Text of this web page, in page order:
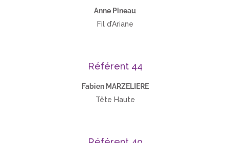
Anne Pineau
Fil d’Ariane
Référent 44
Fabien MARZELIERE
Tête Haute